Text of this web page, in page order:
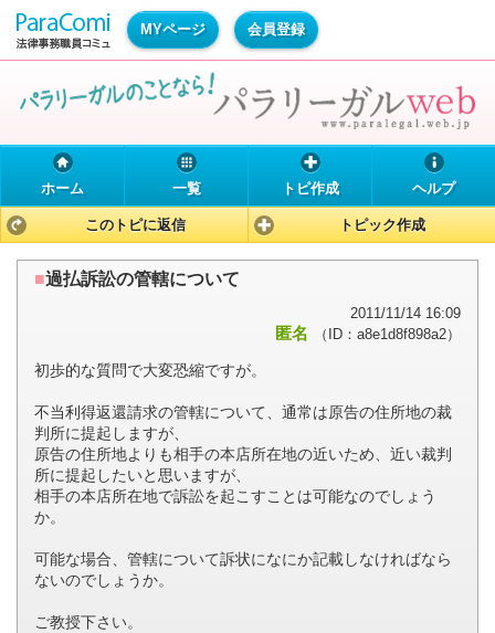
MYページ 会員登録
ホーム 一覧 トピ作成 ヘルプ
このトピに返信 トピック作成
■過払訴訟の管轄について
2011/11/14 16:09
匿名 （ID：a8e1d8f898a2）
初歩的な質問で大変恐縮ですが。
不当利得返還請求の管轄について、通常は原告の住所地の裁
判所に提起しますが、
原告の住所地よりも相手の本店所在地の近いため、近い裁判
所に提起したいと思いますが、
相手の本店所在地で訴訟を起こすことは可能なのでしょう
か。
可能な場合、管轄について訴状になにか記載しなければなら
ないのでしょうか。
ご教授下さい。